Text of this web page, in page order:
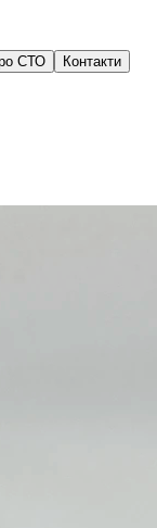
СТО Контакти